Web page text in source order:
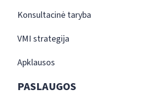
Konsultacinė taryba
VMI strategija
Apklausos
PASLAUGOS